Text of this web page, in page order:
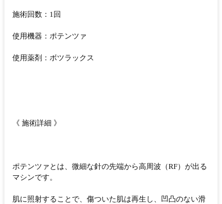
施術回数：1回
使用機器：ポテンツァ
使用薬剤：ボツラックス
《 施術詳細 》
ポテンツァとは、微細な針の先端から高周波（RF）が出る
マシンです。
肌に照射することで、傷ついた肌は再生し、凹凸のない滑